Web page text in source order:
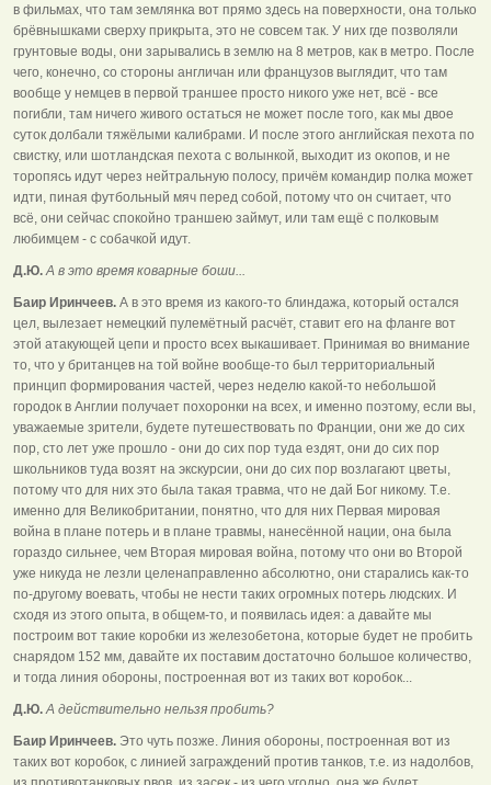
в фильмах, что там землянка вот прямо здесь на поверхности, она только
брёвнышками сверху прикрыта, это не совсем так. У них где позволяли
грунтовые воды, они зарывались в землю на 8 метров, как в метро. После
чего, конечно, со стороны англичан или французов выглядит, что там
вообще у немцев в первой траншее просто никого уже нет, всё - все
погибли, там ничего живого остаться не может после того, как мы двое
суток долбали тяжёлыми калибрами. И после этого английская пехота по
свистку, или шотландская пехота с волынкой, выходит из окопов, и не
торопясь идут через нейтральную полосу, причём командир полка может
идти, пиная футбольный мяч перед собой, потому что он считает, что
всё, они сейчас спокойно траншею займут, или там ещё с полковым
любимцем - с собачкой идут.
Д.Ю.А в это время коварные боши...
Баир Иринчеев. А в это время из какого-то блиндажа, который остался
цел, вылезает немецкий пулемётный расчёт, ставит его на фланге вот
этой атакующей цепи и просто всех выкашивает. Принимая во внимание
то, что у британцев на той войне вообще-то был территориальный
принцип формирования частей, через неделю какой-то небольшой
городок в Англии получает похоронки на всех, и именно поэтому, если вы,
уважаемые зрители, будете путешествовать по Франции, они же до сих
пор, сто лет уже прошло - они до сих пор туда ездят, они до сих пор
школьников туда возят на экскурсии, они до сих пор возлагают цветы,
потому что для них это была такая травма, что не дай Бог никому. Т.е.
именно для Великобритании, понятно, что для них Первая мировая
война в плане потерь и в плане травмы, нанесённой нации, она была
гораздо сильнее, чем Вторая мировая война, потому что они во Второй
уже никуда не лезли целенаправленно абсолютно, они старались как-то
по-другому воевать, чтобы не нести таких огромных потерь людских. И
сходя из этого опыта, в общем-то, и появилась идея: а давайте мы
построим вот такие коробки из железобетона, которые будет не пробить
снарядом 152 мм, давайте их поставим достаточно большое количество,
и тогда линия обороны, построенная вот из таких вот коробок...
Д.Ю.А действительно нельзя пробить?
Баир Иринчеев. Это чуть позже. Линия обороны, построенная вот из
таких вот коробок, с линией заграждений против танков, т.е. из надолбов,